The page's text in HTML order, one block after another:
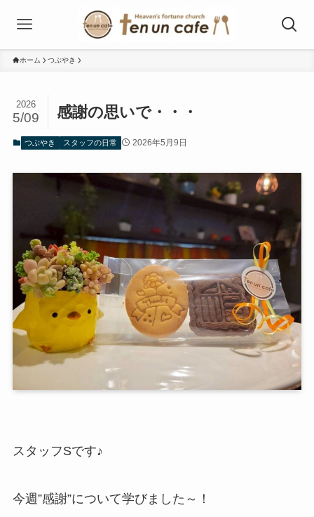
ホーム つぶやき
感謝の思いで・・・
2026
5/09
つぶやき スタッフの日常 2026年5月9日
スタッフSです♪
今週”感謝”について学びました～！